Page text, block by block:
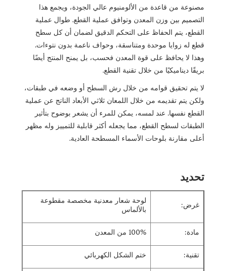
مصنوعة من قاعدة من الألومنيوم عالي الجودة، ويجمع هذا
التصميم بين وزن المعدن وتوافق عملية القطع. طوال عملية
القطع، يتم الحفاظ على التحكم الدقيق لضمان أن كل سطح
قطع له زوايا موحدة ومتناسقة، وحواف ناعمة بدون نتوءات.
وهذا لا يحافظ على قوة المعدن فحسب، بل يمنح المنتج أيضًا
بريقًا ديناميكيًا من خلال تقنية القطع.
لا يتم تحقيق قوامه من خلال رش السطح أو وضعه في طبقات،
ولكن يتم تقديمه من خلال اللمعان ثلاثي الأبعاد الناتج عن عملية
القطع نفسها. عند لمسه، يمكن للمرء أن يشعر بوضوح بتأثير
الطبقات لسطح القطع، مما يجعله أكثر قابلية للتمييز وله مظهر
أعلى مقارنة بلوحات الأسماء المسطحة العادية.
تحديد
غرض:
لوحة شعار معدنية مخصصة مقطوعة
بالألماس
مادة: 100% من المعدن
تقنية: ختم الشكل الكهربائي